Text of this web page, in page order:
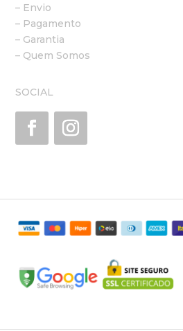
– Envio
– Pagamento
– Garantia
– Quem Somos
SOCIAL